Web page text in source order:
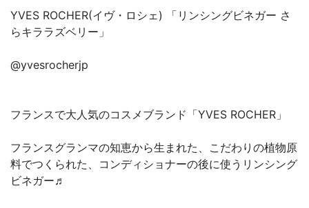
YVES ROCHER(イヴ・ロシェ) 「リンシングビネガー さ
らキララズベリー」
@yvesrocherjp
フランスで大人気のコスメブランド「YVES ROCHER」
フランスグランマの知恵から生まれた、こだわりの植物原
料でつくられた、コンディショナーの後に使うリンシング
ビネガー♬